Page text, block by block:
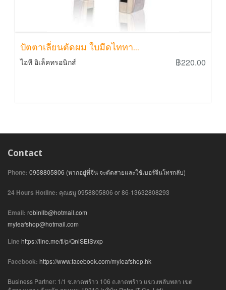
ปัตตาเลี่ยนตัดผม ใบมีดไททา...
ไอที อิเล็คทรอนิกส์ ฿220.00
Contact
Phone: 0958805806 (หากอยู่ที่จีน จะตัดสายและใช้เบอร์จีนโทรกลับ)
24 Hours Hotline: คุณธนู 0958805806 or 86-13632808293
Email: robinllb@hotmail.com
myleafshop@hotmail.com
Line https://line.me/ti/p/QnlSEtSvxp
Facebook: https://www.facebook.com/myleafshop.hk
Business Partner: 1/1 ซ.ลาดพร้าว 106 ถ.ลาดพร้าว แขวงพลับพลา เขต